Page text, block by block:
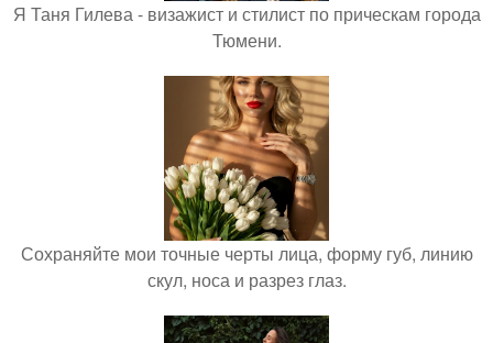
Я Таня Гилева - визажист и стилист по прическам города
Тюмени.
Сохраняйте мои точные черты лица, форму губ, линию
скул, носа и разрез глаз.